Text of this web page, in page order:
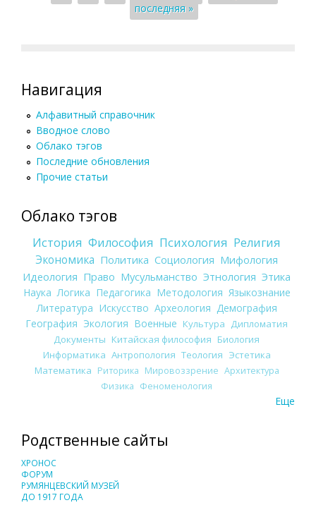
последняя »
Навигация
Алфавитный справочник
Вводное слово
Облако тэгов
Последние обновления
Прочие статьи
Облако тэгов
История Философия Психология Религия
Экономика Политика Социология Мифология
Идеология Право Мусульманство Этнология Этика
Наука Логика Педагогика Методология Языкознание
Литература Искусство Археология Демография
География Экология Военные Культура
Дипломатия
Документы Китайская философия Биология
Информатика Антропология Теология Эстетика
Математика Риторика Мировоззрение Архитектура
Физика Феноменология
Еще
Родственные сайты
ХРОНОС
ФОРУМ
РУМЯНЦЕВСКИЙ МУЗЕЙ
ДО 1917 ГОДА